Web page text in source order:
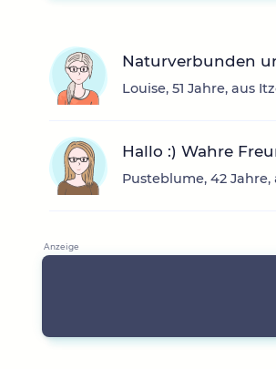
Naturverbunden
Louise, 51 Jahre, aus
Hallo :) Wahre
Pusteblume, 42 Jahre,